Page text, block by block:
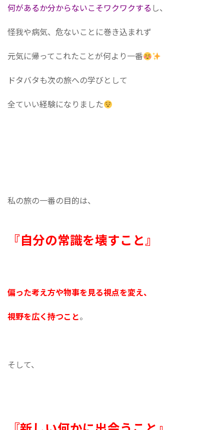
何があるか分からないこそワクワクする し、
怪我や病気、危ないことに巻き込まれず
元気に帰ってこれたことが何より一番
ドタバタも次の旅への学びとして
全ていい経験になりました
私の旅の一番の目的は、
『自分の常識を壊すこと』
偏った考え方や物事を見る視点を変え、
視野を広く持つこと 。
そして、